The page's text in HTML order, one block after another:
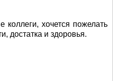
хочется пожелать
достатка и здоровья.